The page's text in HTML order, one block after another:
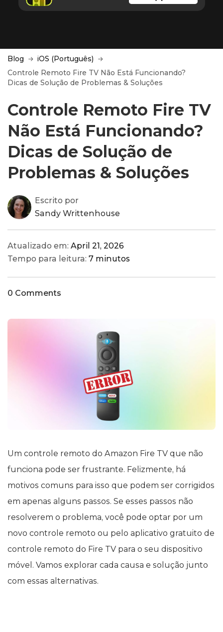
Blog
iOS (Português)
Controle Remoto Fire TV Não Está Funcionando?
Dicas de Solução de Problemas & Soluções
Controle Remoto Fire TV
Não Está Funcionando?
Dicas de Solução de
Problemas & Soluções
Escrito por
Sandy Writtenhouse
Atualizado em: April 21, 2026
Tempo para leitura: 7 minutos
0 Comments
Um controle remoto do Amazon Fire TV que não
funciona pode ser frustrante. Felizmente, há
motivos comuns para isso que podem ser corrigidos
em apenas alguns passos. Se esses passos não
resolverem o problema, você pode optar por um
novo controle remoto ou pelo aplicativo gratuito de
controle remoto do Fire TV para o seu dispositivo
móvel. Vamos explorar cada causa e solução junto
com essas alternativas.